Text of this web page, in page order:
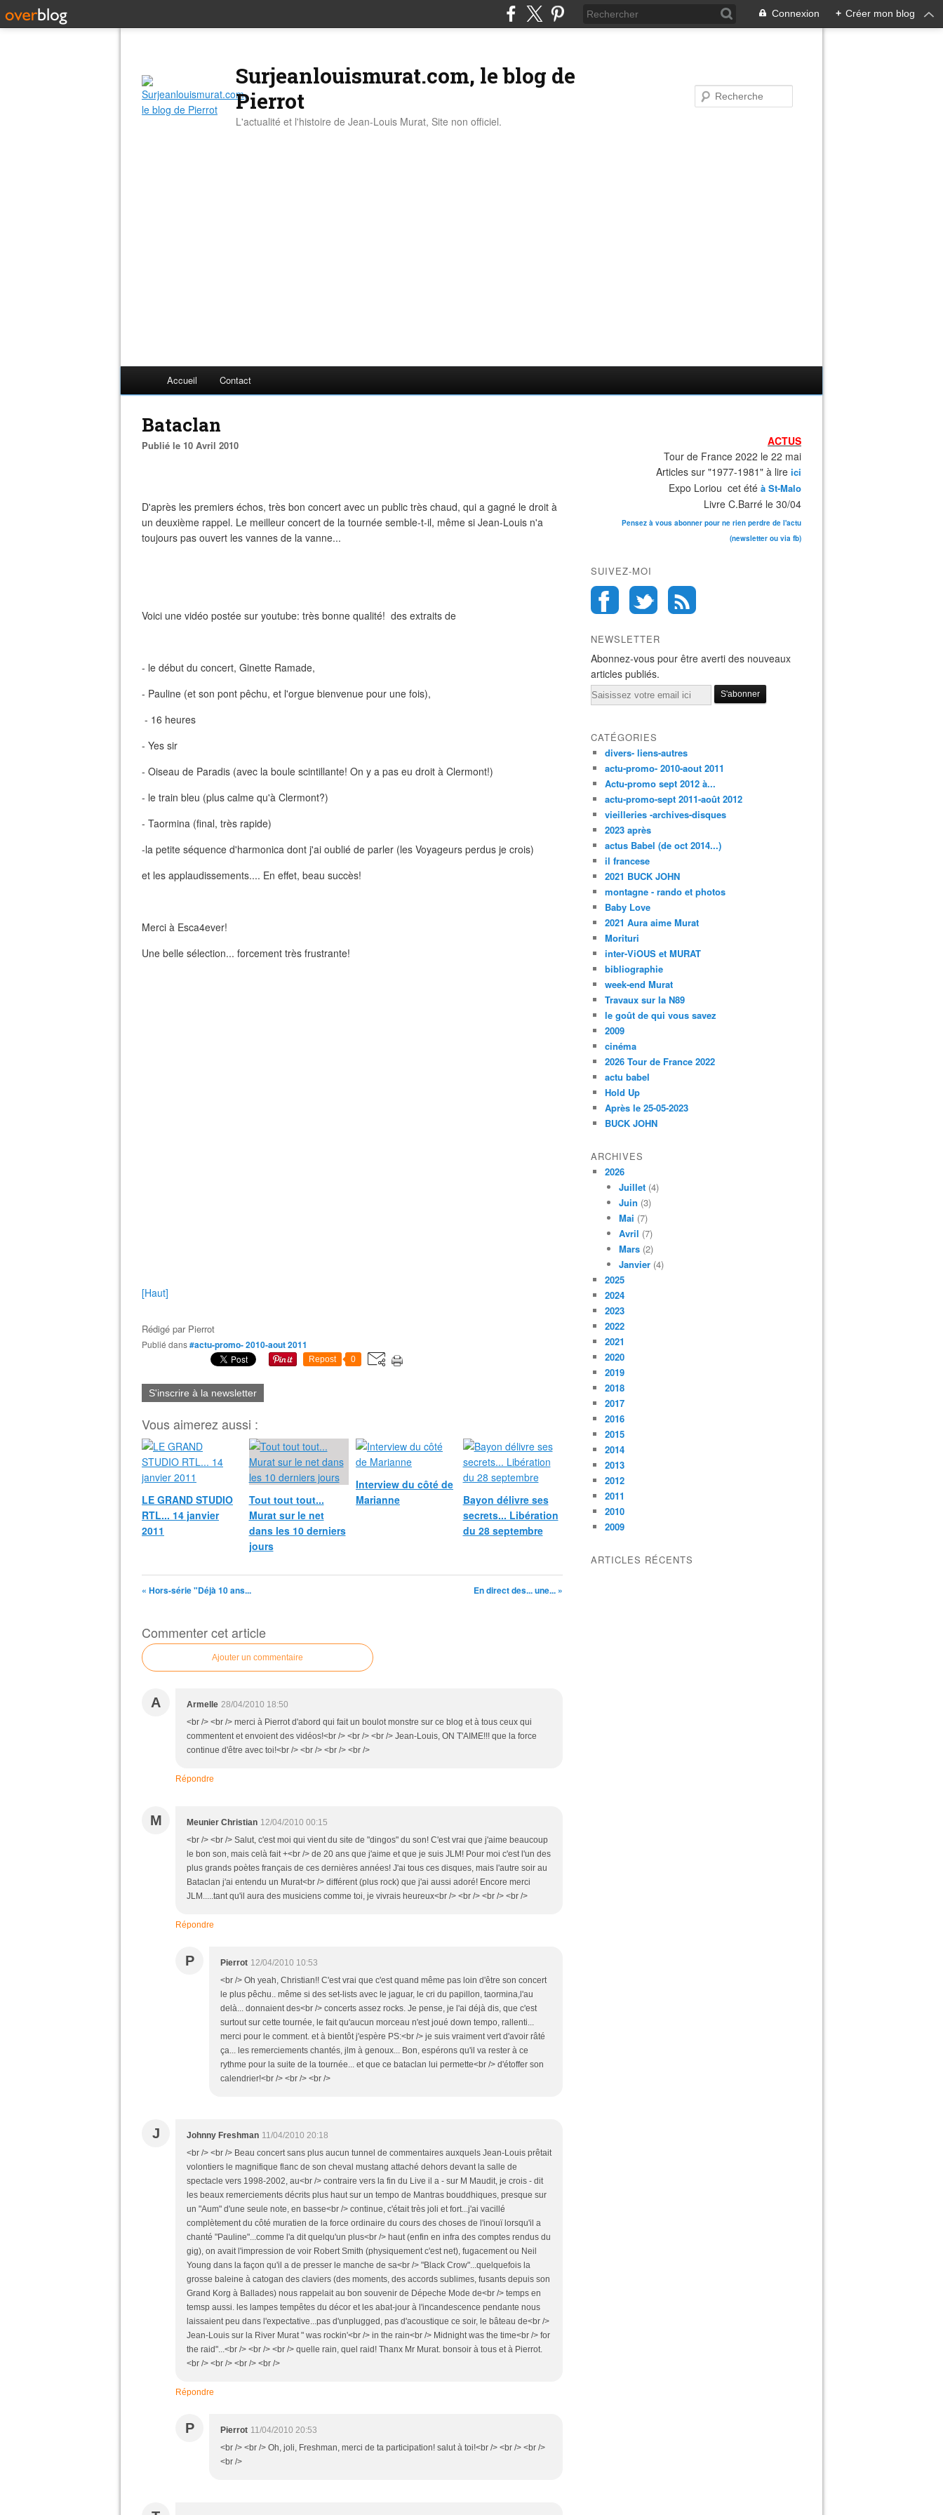
Connexion + Créer mon blog
Surjeanlouismurat.com, le blog de
Pierrot
L'actualité et l'histoire de Jean-Louis Murat, Site non officiel.
Accueil Contact
Bataclan
Publié le 10 Avril 2010
D'après les premiers échos, très bon concert avec un public très chaud, qui a gagné le droit à
un deuxième rappel. Le meilleur concert de la tournée semble-t-il, même si Jean-Louis n'a
toujours pas ouvert les vannes de la vanne...
Voici une vidéo postée sur youtube: très bonne qualité! des extraits de
- le début du concert, Ginette Ramade,
- Pauline (et son pont pêchu, et l'orgue bienvenue pour une fois),
- 16 heures
- Yes sir
- Oiseau de Paradis (avec la boule scintillante! On y a pas eu droit à Clermont!)
- le train bleu (plus calme qu'à Clermont?)
- Taormina (final, très rapide)
-la petite séquence d'harmonica dont j'ai oublié de parler (les Voyageurs perdus je crois)
et les applaudissements.... En effet, beau succès!
Merci à Esca4ever!
Une belle sélection... forcement très frustrante!
[Haut]
Rédigé par Pierrot
Publié dans#actu-promo- 2010-aout 2011
Repost 0
S'inscrire à la newsletter
Vous aimerez aussi :
LE GRAND STUDIO
RTL... 14 janvier
2011
Tout tout tout...
Murat sur le net
dans les 10 derniers
jours
Interview du côté de
Marianne
Bayon délivre ses
secrets... Libération
du 28 septembre
« Hors-série "Déjà 10 ans... En direct des... une... »
Commenter cet article
Ajouter un commentaire
A Armelle 28/04/2010 18:50
<br /> <br /> merci à Pierrot d'abord qui fait un boulot monstre sur ce blog et à tous ceux qui
commentent et envoient des vidéos!<br /> <br /> <br /> Jean-Louis, ON T'AIME!!! que la force
continue d'être avec toi!<br /> <br /> <br /> <br />
Répondre
M Meunier Christian 12/04/2010 00:15
<br /> <br /> Salut, c'est moi qui vient du site de "dingos" du son! C'est vrai que j'aime beaucoup
le bon son, mais celà fait +<br /> de 20 ans que j'aime et que je suis JLM! Pour moi c'est l'un des
plus grands poètes français de ces dernières années! J'ai tous ces disques, mais l'autre soir au
Bataclan j'ai entendu un Murat<br /> différent (plus rock) que j'ai aussi adoré! Encore merci
JLM.....tant qu'il aura des musiciens comme toi, je vivrais heureux<br /> <br /> <br /> <br />
Répondre
P Pierrot 12/04/2010 10:53
<br /> Oh yeah, Christian!! C'est vrai que c'est quand même pas loin d'être son concert
le plus pêchu.. même si des set-lists avec le jaguar, le cri du papillon, taormina,l'au
delà... donnaient des<br /> concerts assez rocks. Je pense, je l'ai déjà dis, que c'est
surtout sur cette tournée, le fait qu'aucun morceau n'est joué down tempo, rallenti...
merci pour le comment. et à bientôt j'espère PS:<br /> je suis vraiment vert d'avoir râté
ça... les remerciements chantés, jlm à genoux... Bon, espérons qu'il va rester à ce
rythme pour la suite de la tournée... et que ce bataclan lui permette<br /> d'étoffer son
calendrier!<br /> <br /> <br />
J Johnny Freshman 11/04/2010 20:18
<br /> <br /> Beau concert sans plus aucun tunnel de commentaires auxquels Jean-Louis prêtait
volontiers le magnifique flanc de son cheval mustang attaché dehors devant la salle de
spectacle vers 1998-2002, au<br /> contraire vers la fin du Live il a - sur M Maudit, je crois - dit
les beaux remerciements décrits plus haut sur un tempo de Mantras bouddhiques, presque sur
un "Aum" d'une seule note, en basse<br /> continue, c'était très joli et fort...j'ai vacillé
complètement du côté muratien de la force ordinaire du cours des choses de l'inouï lorsqu'il a
chanté "Pauline"...comme l'a dit quelqu'un plus<br /> haut (enfin en infra des comptes rendus du
gig), on avait l'impression de voir Robert Smith (physiquement c'est net), fugacement ou Neil
Young dans la façon qu'il a de presser le manche de sa<br /> "Black Crow"...quelquefois la
grosse baleine à catogan des claviers (des moments, des accords sublimes, fusants depuis son
Grand Korg à Ballades) nous rappelait au bon souvenir de Dépeche Mode de<br /> temps en
temsp aussi. les lampes tempêtes du décor et les abat-jour à l'incandescence pendante nous
laissaient peu dans l'expectative...pas d'unplugged, pas d'acoustique ce soir, le bâteau de<br />
Jean-Louis sur la River Murat " was rockin'<br /> in the rain<br /> Midnight was the time<br /> for
the raid"...<br /> <br /> <br /> quelle rain, quel raid! Thanx Mr Murat. bonsoir à tous et à Pierrot.
<br /> <br /> <br /> <br />
Répondre
P Pierrot 11/04/2010 20:53
<br /> <br /> Oh, joli, Freshman, merci de ta participation! salut à toi!<br /> <br /> <br />
<br />
ACTUS
Tour de France 2022 le 22 mai
Articles sur "1977-1981" à lire ici
Expo Loriou cet été à St-Malo
Livre C.Barré le 30/04
Pensez à vous abonner pour ne rien perdre de l'actu
(newsletter ou via fb)
SUIVEZ-MOI
NEWSLETTER
Abonnez-vous pour être averti des nouveaux
articles publiés.
Email
CATÉGORIES
divers- liens-autres
actu-promo- 2010-aout 2011
Actu-promo sept 2012 à...
actu-promo-sept 2011-août 2012
vieilleries -archives-disques
2023 après
actus Babel (de oct 2014...)
il francese
2021 BUCK JOHN
montagne - rando et photos
Baby Love
2021 Aura aime Murat
Morituri
inter-ViOUS et MURAT
bibliographie
week-end Murat
Travaux sur la N89
le goût de qui vous savez
2009
cinéma
2026 Tour de France 2022
actu babel
Hold Up
Après le 25-05-2023
BUCK JOHN
ARCHIVES
2026
Juillet (4)
Juin (3)
Mai (7)
Avril (7)
Mars (2)
Janvier (4)
2025
2024
2023
2022
2021
2020
2019
2018
2017
2016
2015
2014
2013
2012
2011
2010
2009
ARTICLES RÉCENTS